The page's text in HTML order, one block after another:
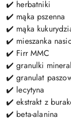
✔️ herbatniki
✔️ mąka pszenna
✔️ mąka
✔️ mieszanka
✔️ Firr MMC
✔️ granulki
✔️ granulat
✔️ lecytyna
✔️ ekstrakt z
✔️ beta-alanina